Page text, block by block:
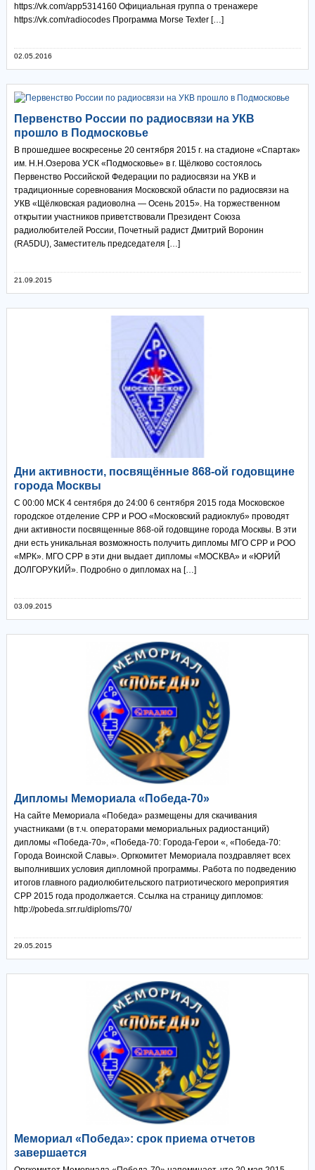
https://vk.com/app5314160 Официальная группа о тренажере
https://vk.com/radiocodes Программа Morse Texter […]
02.05.2016
Первенство России по радиосвязи на УКВ
прошло в Подмосковье
В прошедшее воскресенье 20 сентября 2015 г. на стадионе «Спартак»
им. Н.Н.Озерова УСК «Подмосковье» в г. Щёлково состоялось
Первенство Российской Федерации по радиосвязи на УКВ и
традиционные соревнования Московской области по радиосвязи на
УКВ «Щёлковская радиоволна — Осень 2015». На торжественном
открытии участников приветствовали Президент Союза
радиолюбителей России, Почетный радист Дмитрий Воронин
(RA5DU), Заместитель председателя […]
21.09.2015
Дни активности, посвящённые 868-ой годовщине
города Москвы
С 00:00 МСК 4 сентября до 24:00 6 сентября 2015 года Московское
городское отделение СРР и РОО «Московский радиоклуб» проводят
дни активности посвященные 868-ой годовщине города Москвы. В эти
дни есть уникальная возможность получить дипломы МГО СРР и РОО
«МРК». МГО СРР в эти дни выдает дипломы «МОСКВА» и «ЮРИЙ
ДОЛГОРУКИЙ». Подробно о дипломах на […]
03.09.2015
Дипломы Мемориала «Победа-70»
На сайте Мемориала «Победа» размещены для скачивания
участниками (в т.ч. операторами мемориальных радиостанций)
дипломы «Победа-70», «Победа-70: Города-Герои «, «Победа-70:
Города Воинской Славы». Оргкомитет Мемориала поздравляет всех
выполнивших условия дипломной программы. Работа по подведению
итогов главного радиолюбительского патриотического мероприятия
СРР 2015 года продолжается. Ссылка на страницу дипломов:
http://pobeda.srr.ru/diploms/70/
29.05.2015
Мемориал «Победа»: срок приема отчетов
завершается